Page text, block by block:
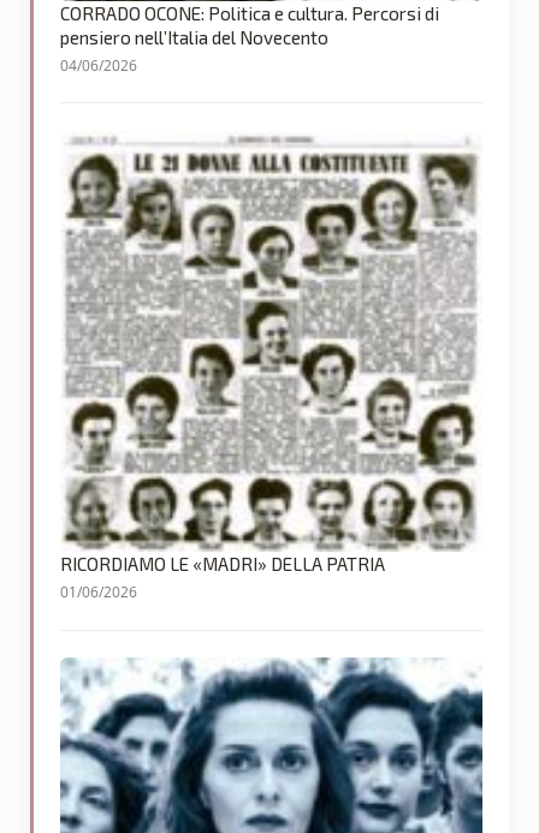
CORRADO OCONE: Politica e cultura. Percorsi di
pensiero nell’Italia del Novecento
04/06/2026
RICORDIAMO LE «MADRI» DELLA PATRIA
01/06/2026